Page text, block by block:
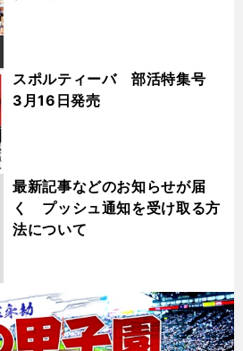
スポルティーバ 部活特集号
3月16日発売
最新記事などのお知らせが届
く プッシュ通知を受け取る方
法について